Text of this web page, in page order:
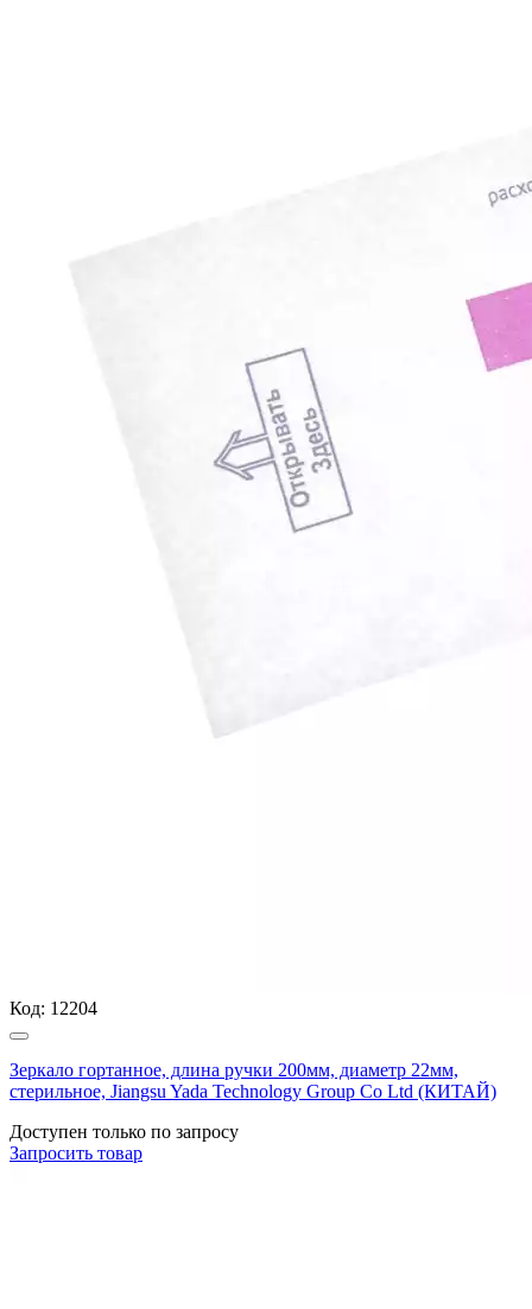
Код: 12204
Зеркало гортанное, длина ручки 200мм, диаметр 22мм,
стерильное, Jiangsu Yada Technology Group Co Ltd (КИТАЙ)
Доступен только по запросу
Запросить товар